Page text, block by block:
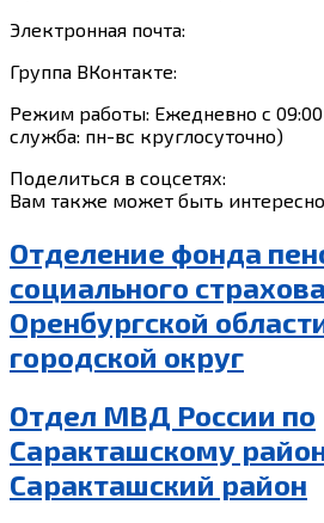
Электронная почта:
Группа ВКонтакте:
Режим работы: Ежедневно с
служба: пн-вс круглосуточно)
Поделиться в соцсетях:
Вам также может быть интересно
Отделение фонда
социального
Оренбургской
городской округ
Отдел МВД России по
Саракташскому
Саракташский район